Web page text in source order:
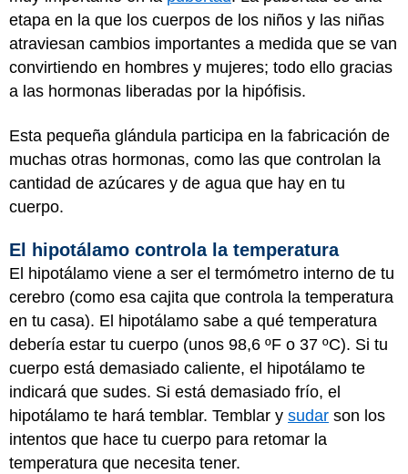
etapa en la que los cuerpos de los niños y las niñas
atraviesan cambios importantes a medida que se van
convirtiendo en hombres y mujeres; todo ello gracias
a las hormonas liberadas por la hipófisis.
Esta pequeña glándula participa en la fabricación de
muchas otras hormonas, como las que controlan la
cantidad de azúcares y de agua que hay en tu
cuerpo.
El hipotálamo controla la temperatura
El hipotálamo viene a ser el termómetro interno de tu
cerebro (como esa cajita que controla la temperatura
en tu casa). El hipotálamo sabe a qué temperatura
debería estar tu cuerpo (unos 98,6 ºF o 37 ºC). Si tu
cuerpo está demasiado caliente, el hipotálamo te
indicará que sudes. Si está demasiado frío, el
hipotálamo te hará temblar. Temblar y sudar son los
intentos que hace tu cuerpo para retomar la
temperatura que necesita tener.